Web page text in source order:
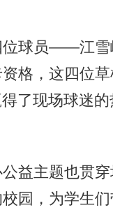
球员——江雪
格，这四位
了现场球迷的
益主题也贯穿
园，为学生